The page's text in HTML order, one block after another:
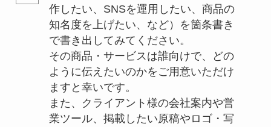
作したい、SNSを運用したい、商品の
知名度を上げたい、など）を箇条書き
で書き出してみてください。
その商品・サービスは誰向けで、どの
ように伝えたいのかをご用意いただけ
ますと幸いです。
また、クライアント様の会社案内や営
業ツール、掲載したい原稿やロゴ・写